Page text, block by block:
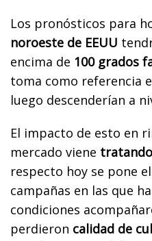
Los pronósticos para
noroeste de EEUU
encima de 100 grados
toma como referencia
luego descenderían a
El impacto de esto en
mercado viene
respecto hoy se pone
campañas en las que
condiciones
perdieron calidad de